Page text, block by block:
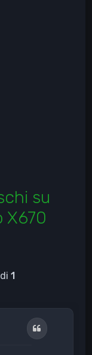
su
X670
di 1
Cita